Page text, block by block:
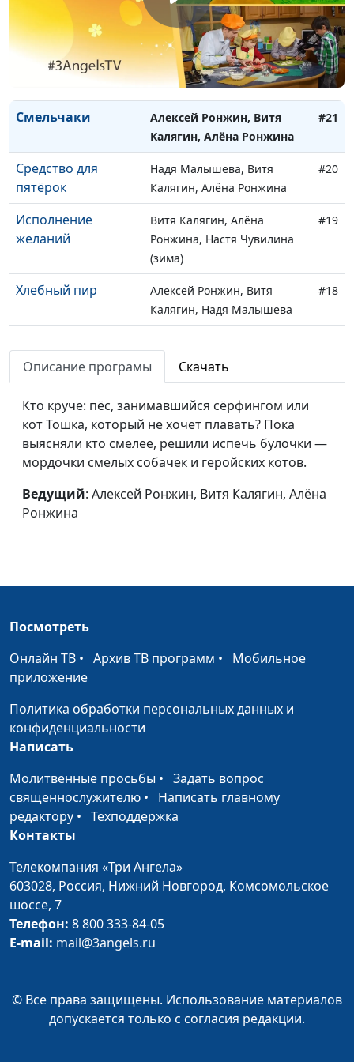
Малов, Алена Ронжина
(белое)
Язык доброты
Алексей Ронжин, Витя
Калягин, Алёна Ронжина
#22
Смельчаки
Алексей Ронжин, Витя
Калягин, Алёна Ронжина
#21
Средство для
пятёрок
Надя Малышева, Витя
Калягин, Алёна Ронжина
#20
Исполнение
желаний
Витя Калягин, Алёна
Ронжина, Настя Чувилина
(зима)
#19
Хлебный пир
Алексей Ронжин, Витя
Калягин, Надя Малышева
#18
Поделки из
винограда
Сергеев, Надя Малышева
Булатов, Надя Малышева
Пожар на кухне
Алексей Ронжин, Витя
Калягин, Надя Малышева
#15
Завтрак у дороги
Алексей Ронжин, Паша
#14
Суп из крапивы
Алексей Ронжин, Надя
(весна)
Ватрушки
ёжик»
Алексей Ронжин, Надя
Малышева, Алена Ронжина
Салат «Белая
береза»
Мухоморы из
помидоров
Алексей Ронжин, Надя
(белое)
#7
Картофельные
Алексей Ронжин, Надя
Описание програмы Скачать
Кто круче: пёс, занимавшийся сёрфингом или
кот Тошка, который не хочет плавать? Пока
выясняли кто смелее, решили испечь булочки —
мордочки смелых собачек и геройских котов.
Ведущий: Алексей Ронжин, Витя Калягин, Алёна
Ронжина
Посмотреть
Онлайн ТВ • Архив ТВ программ • Мобильное
приложение
Политика обработки персональных данных и
конфиденциальности
Написать
Молитвенные просьбы • Задать вопрос
священнослужителю • Написать главному
редактору • Техподдержка
Контакты
Телекомпания «Три Ангела»
603028, Россия, Нижний Новгород, Комсомольское
шоссе, 7
Телефон: 8 800 333-84-05
E-mail: mail@3angels.ru
© Все права защищены. Использование материалов
допускается только с согласия редакции.